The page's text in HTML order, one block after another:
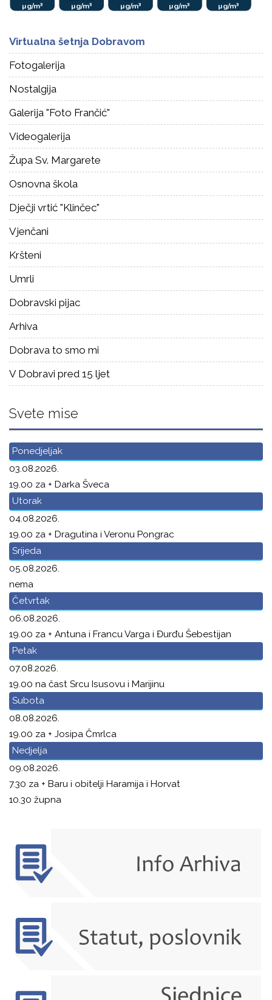
Virtualna šetnja Dobravom
Fotogalerija
Nostalgija
Galerija "Foto Frančić"
Videogalerija
Župa Sv. Margarete
Osnovna škola
Dječji vrtić "Klinčec"
Vjenčani
Kršteni
Umrli
Dobravski pijac
Arhiva
Dobrava to smo mi
V Dobravi pred 15 ljet
Svete mise
Ponedjeljak
03.08.2026.
19.00 za + Darka Šveca
Utorak
04.08.2026.
19.00 za + Dragutina i Veronu Pongrac
Srijeda
05.08.2026.
nema
Četvrtak
06.08.2026.
19.00 za + Antuna i Francu Varga i Đurđu Šebestijan
Petak
07.08.2026.
19.00 na čast Srcu Isusovu i Marijinu
Subota
08.08.2026.
19.00 za + Josipa Čmrlca
Nedjelja
09.08.2026.
7.30 za + Baru i obitelji Haramija i Horvat
10.30 župna